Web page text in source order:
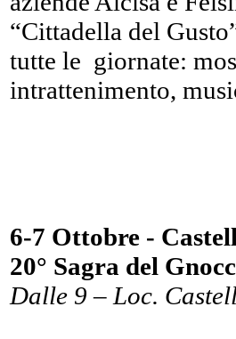
“Cittadella del
tutte le giornate:
intrattenimento,
6-7 Ottobre -
20° Sagra del
Dalle 9 – Loc.